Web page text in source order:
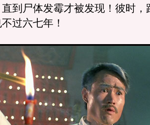
到尸体发霉才被发现！彼时，
过六七年！